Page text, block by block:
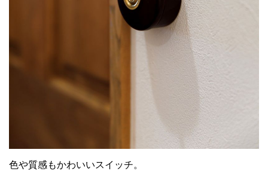
色や質感もかわいいスイッチ。